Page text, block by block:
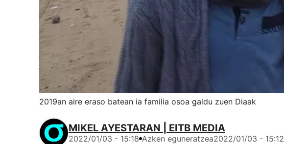
2019an aire eraso batean ia familia osoa galdu zuen Diaak
MIKEL AYESTARAN | EITB MEDIA
2022/01/03 - 15:18 Azken eguneratzea2022/01/03 - 15:12